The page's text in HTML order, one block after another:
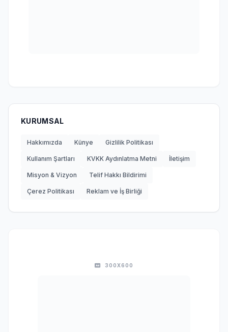
KURUMSAL
Hakkımızda Künye Gizlilik Politikası
Kullanım Şartları KVKK Aydınlatma Metni İletişim
Misyon & Vizyon Telif Hakkı Bildirimi
Çerez Politikası Reklam ve İş Birliği
300X600